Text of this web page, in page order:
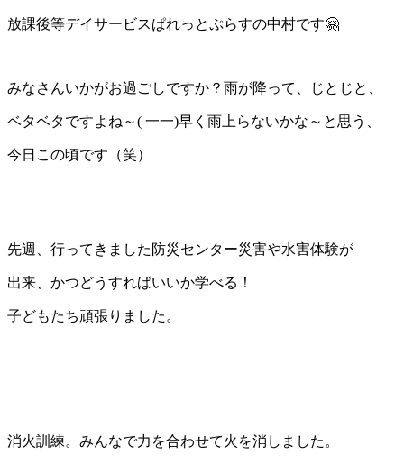
放課後等デイサービスぱれっとぷらすの中村です🤗
みなさんいかがお過ごしですか？雨が降って、じとじと、
ベタベタですよね～( 一一)早く雨上らないかな～と思う、
今日この頃です（笑）
先週、行ってきました防災センター災害や水害体験が
出来、かつどうすればいいか学べる！
子どもたち頑張りました。
消火訓練。みんなで力を合わせて火を消しました。